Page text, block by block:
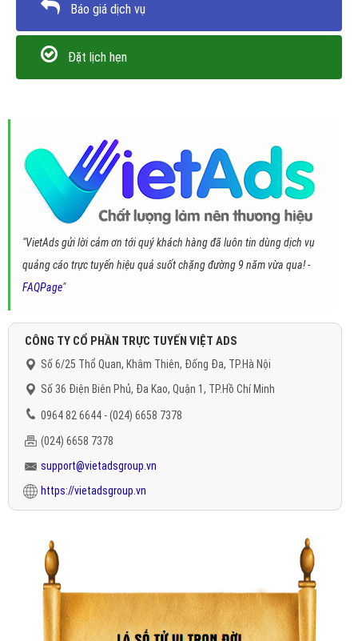
Báo giá dịch vụ
Đặt lịch hẹn
"VietAds gửi lời cảm ơn tới quý khách hàng đã luôn tin dùng dịch vụ
quảng cáo trực tuyến hiệu quả suốt chặng đường 9 năm vừa qua! -
FAQPage"
CÔNG TY CỔ PHẦN TRỰC TUYẾN VIỆT ADS
Số 6/25 Thổ Quan, Khâm Thiên, Đống Đa, TP.Hà Nội
Số 36 Điện Biên Phủ, Đa Kao, Quận 1, TP.Hồ Chí Minh
0964 82 6644 - (024) 6658 7378
(024) 6658 7378
support@vietadsgroup.vn
https://vietadsgroup.vn